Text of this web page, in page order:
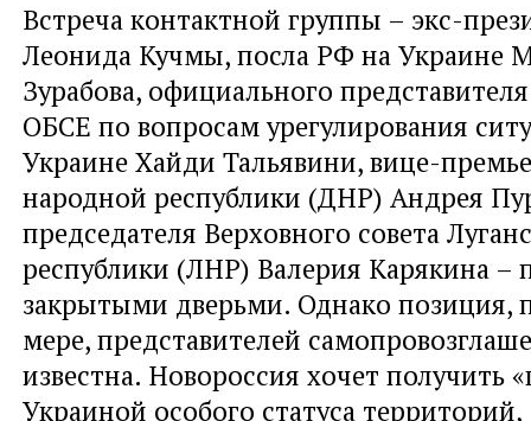
Встреча контактной группы – экс-
Леонида Кучмы, посла РФ на Украине
Зурабова, официального
ОБСЕ по вопросам урегулирования
Украине Хайди Тальявини, вице-
народной республики (ДНР) Андрея
председателя Верховного совета
республики (ЛНР) Валерия Карякина –
закрытыми дверьми. Однако позиция,
мере, представителей
известна. Новороссия хочет получить
Украиной особого статуса территорий,